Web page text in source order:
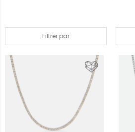
Filtrer par